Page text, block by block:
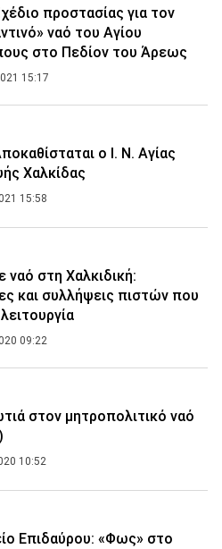
προστασίας για τον
ναό του Αγίου
στο Πεδίον του Άρεως
15:17
ο Ι. Ν. Αγίας
Χαλκίδας
15:58
ναό στη Χαλκιδική:
και συλλήψεις πιστών που
09:22
στον μητροπολιτικό ναό
10:52
Επιδαύρου: «Φως» στο